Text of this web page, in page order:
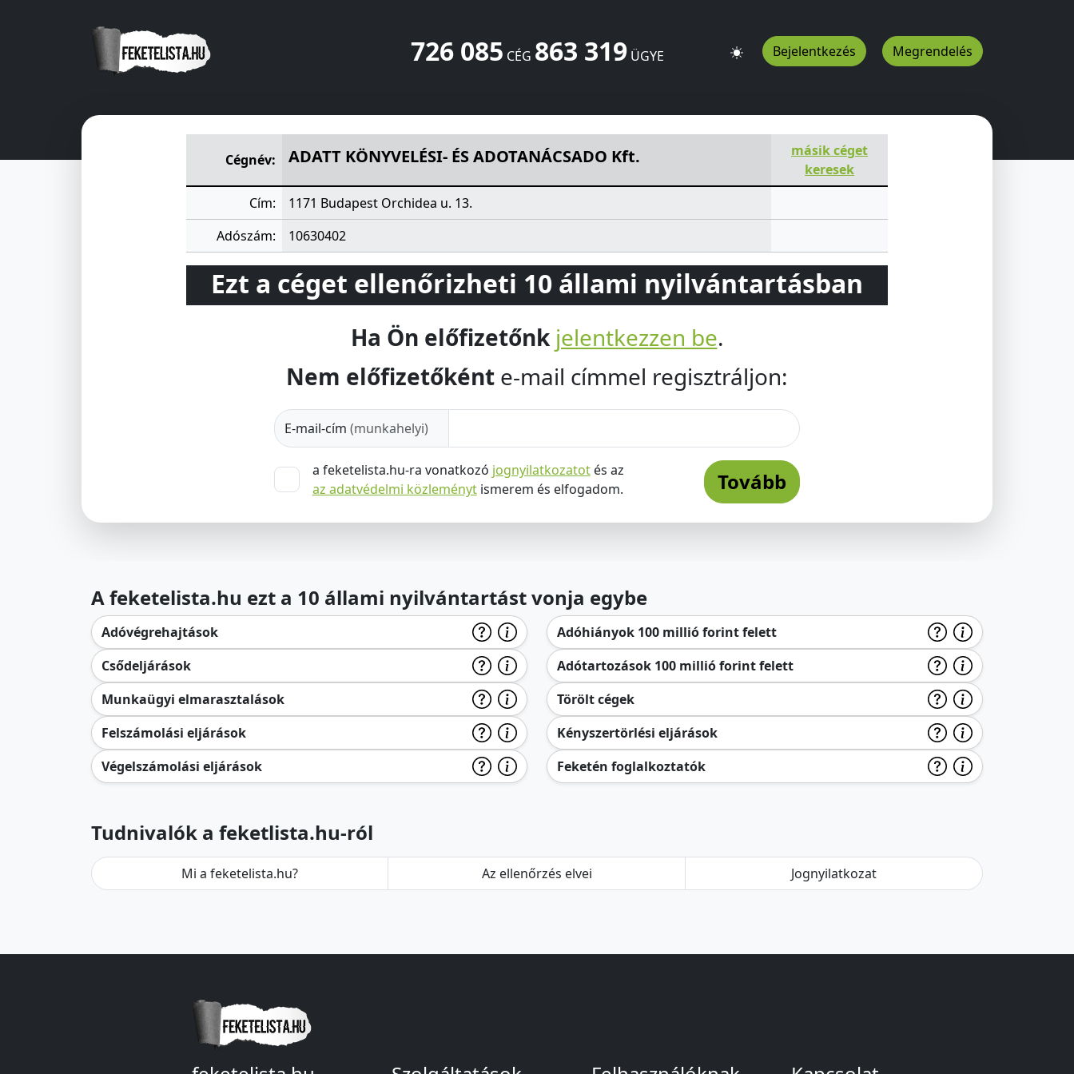
726 085 CÉG 863 319ÜGYE Bejelentkezés Megrendelés
Cégnév:
ADATT KÖNYVELÉSI- ÉS ADOTANÁCSADO Kft.
másik céget
keresek
Cím:
1171 Budapest Orchidea u. 13.
Adószám:
10630402
Ezt a céget ellenőrizheti 10 állami nyilvántartásban
Ha Ön előfizetőnk jelentkezzen be.
Nem előfizetőként e-mail címmel regisztráljon:
E-mail-cím (munkahelyi)
a feketelista.hu-ra vonatkozó jognyilatkozatotés az
az adatvédelmi közleménytismerem és elfogadom. Tovább
A feketelista.hu ezt a 10 állami nyilvántartást vonja egybe
Adóvégrehajtások
Csődeljárások
Munkaügyi elmarasztalások
Felszámolási eljárások
Végelszámolási eljárások
Adóhiányok 100 millió forint felett
Adótartozások 100 millió forint felett
Törölt cégek
Kényszertörlési eljárások
Feketén foglalkoztatók
Tudnivalók a feketlista.hu-ról
Mi a feketelista.hu? Az ellenőrzés elvei Jognyilatkozat